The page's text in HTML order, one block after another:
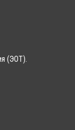
(ЭОТ).